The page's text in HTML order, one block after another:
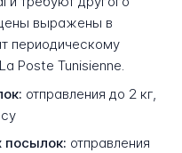
выражены в
периодическому
Poste Tunisienne.
отправления до 2 кг,
посылок: отправления